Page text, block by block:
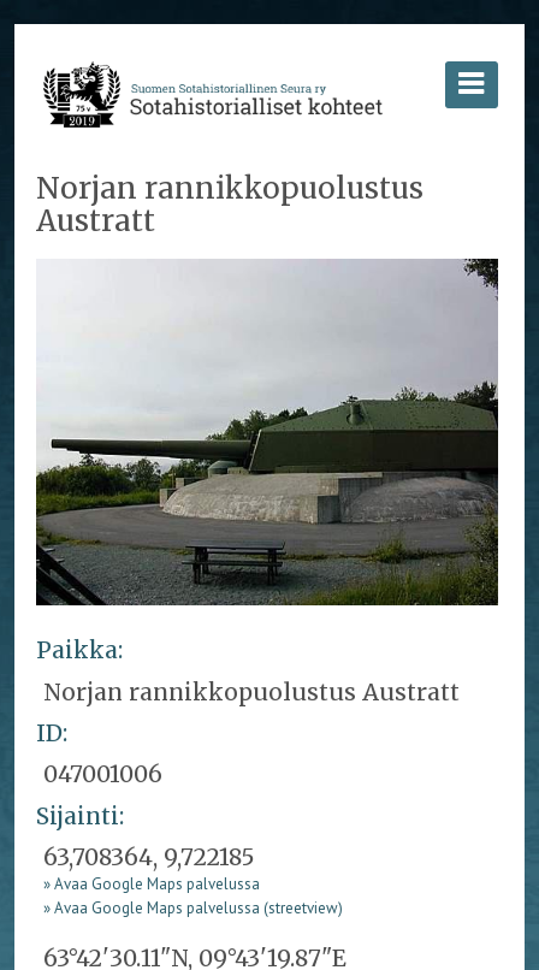
Norjan rannikkopuolustus
Austratt
Paikka:
Norjan rannikkopuolustus Austratt
ID:
047001006
Sijainti:
63,708364, 9,722185
» Avaa Google Maps palvelussa
» Avaa Google Maps palvelussa (streetview)
63°42'30.11"N, 09°43'19.87"E